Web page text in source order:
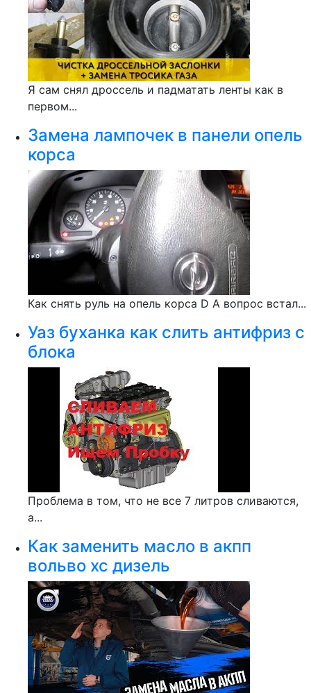
Я сам снял дроссель и падматать ленты как в
первом...
Замена лампочек в панели опель
корса
Как снять руль на опель корса D А вопрос встал...
Уаз буханка как слить антифриз с
блока
Проблема в том, что не все 7 литров сливаются,
а...
Как заменить масло в акпп
вольво хс дизель